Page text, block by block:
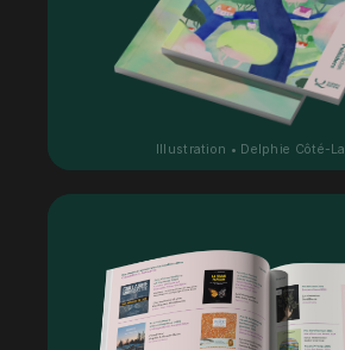
Illustration • Delphie Côté-